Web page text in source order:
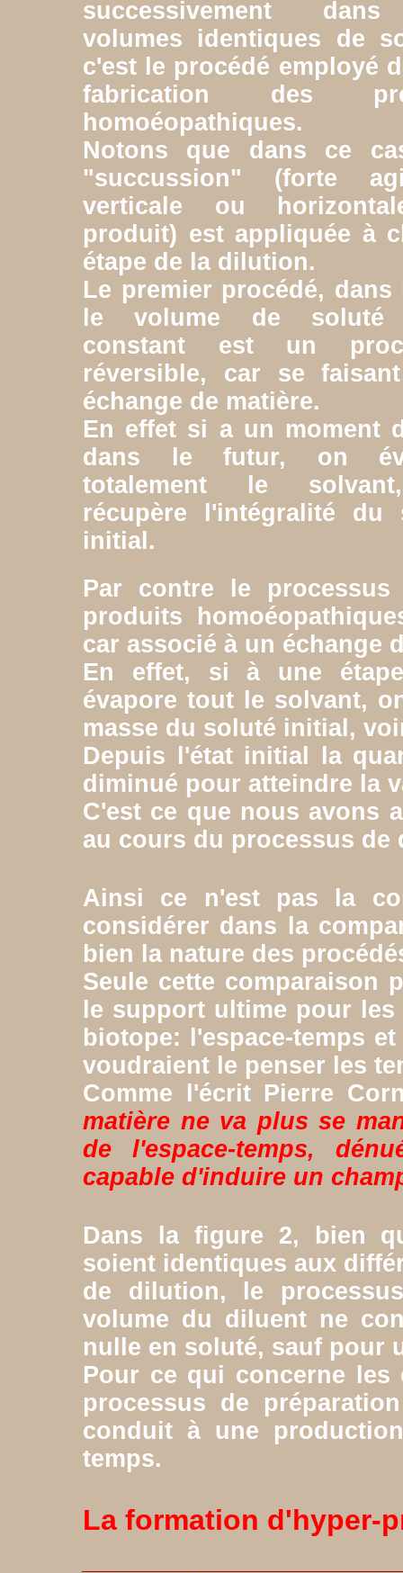
successivement
volumes identiques de
c'est le procédé employé
fabrication des
homoéopathiques.
Notons que dans ce
"succussion" (forte
verticale ou
produit) est appliquée à
étape de la dilution.
Le premier procédé, dans
le volume de soluté
constant est un
réversible, car se
échange de matière.
En effet si a un moment
dans le futur, on
totalement le
récupère l'intégralité du
initial.
Par contre le
produits
car associé à un échange
En effet, si à une
évapore tout le solvant,
masse du soluté initial,
Depuis l'état initial la
diminué pour atteindre la
C'est ce que nous avons
au cours du processus de
Ainsi ce n'est pas la
considérer dans la
bien la nature des
Seule cette comparaison
le support ultime pour
biotope: l'espace-temps
voudraient le penser les
Comme l'écrit Pierre
matière ne va plus se
de l'espace-temps,
capable d'induire un
Dans la figure 2, bien
soient identiques aux
de dilution, le
volume du diluent ne
nulle en soluté, sauf pour
Pour ce qui concerne les
processus de
conduit à une
temps.
La formation d'hyper-